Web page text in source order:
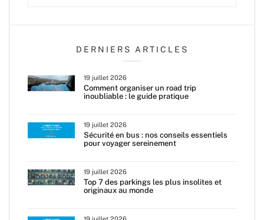
DERNIERS ARTICLES
19 juillet 2026
Comment organiser un road trip
inoubliable : le guide pratique
19 juillet 2026
Sécurité en bus : nos conseils essentiels
pour voyager sereinement
19 juillet 2026
Top 7 des parkings les plus insolites et
originaux au monde